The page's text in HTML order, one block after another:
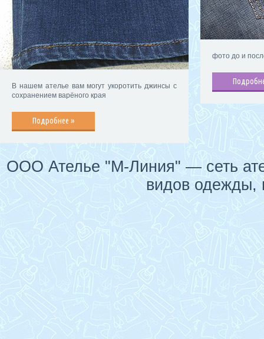
В нашем ателье вам могут укоротить джинсы с
сохранением варёного края
Подробнее »
фото до и
ООО Ателье "М-Линия" — сеть
видов одежды,